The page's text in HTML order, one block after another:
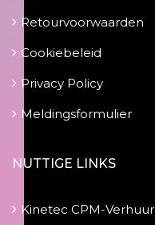
Retourvoorwaarden
Cookiebeleid
Privacy Policy
Meldingsformulier
NUTTIGE LINKS
Kinetec CPM-Verhuur